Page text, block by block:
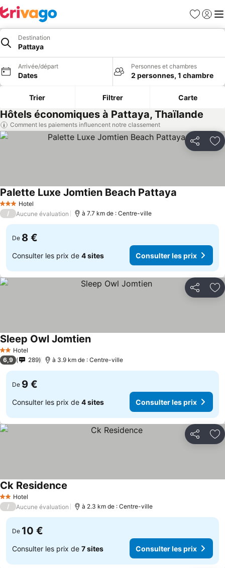
Favoris
Se
Destination
Pattaya
Arrivée/départ
Dates
Personnes et chambres
2 personnes, 1 chambre
Trier Filtrer Carte
Hôtels économiques à Pattaya, Thaïlande
Comment les paiements influencent notre classement
Partager
3 ÉtoilesHotel
Palette Luxe Jomtien Beach Pattaya
/ Aucune évaluation à 7.7 km de : Centre-ville
De 8 €
Consulter les prix de 4 sites Consulter les prix
Partager
2 Étoiles
Hotel
Sleep Owl Jomtien
6,9 289 à 3.9 km de : Centre-ville
De 9 €
Consulter les prix de 4 sites Consulter les prix
Partager
2 Étoiles
Hotel
Ck Residence
/ Aucune évaluation à 2.3 km de : Centre-ville
De 10 €
Consulter les prix de 7 sites Consulter les prix